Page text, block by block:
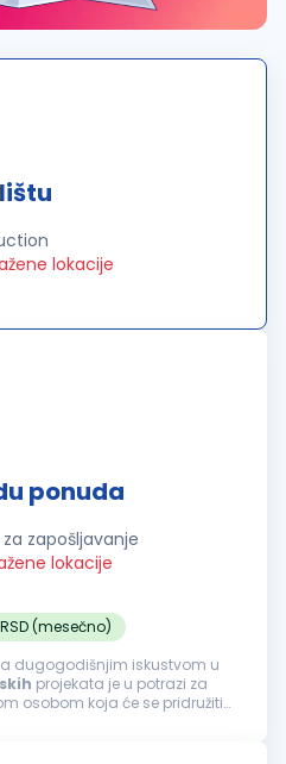
lokacije
ponuda
zapošljavanje
lokacije
(mesečno)
dugogodišnjim iskustvom u
projekata je u potrazi za
osobom koja će se pridružiti